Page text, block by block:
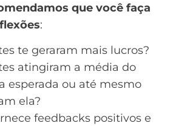
que você faça
:
te geraram mais lucros?
atingiram a média do
esperada ou até mesmo
ela?
feedbacks positivos e